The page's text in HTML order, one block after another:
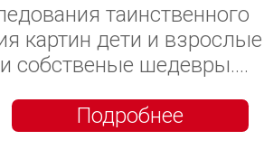
таинственного
картин дети и
собственые шедевры....
Подробнее